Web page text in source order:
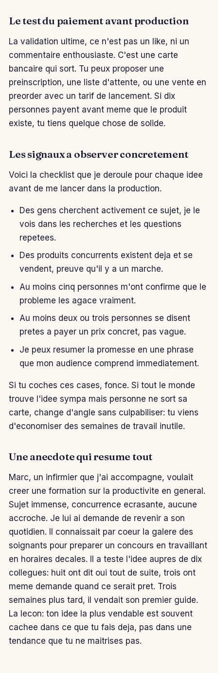
Le test du paiement avant production
La validation ultime, ce n'est pas un like, ni un
commentaire enthousiaste. C'est une carte
bancaire qui sort. Tu peux proposer une
preinscription, une liste d'attente, ou une vente en
preorder avec un tarif de lancement. Si dix
personnes payent avant meme que le produit
existe, tu tiens quelque chose de solide.
Les signaux a observer concretement
Voici la checklist que je deroule pour chaque idee
avant de me lancer dans la production.
Des gens cherchent activement ce sujet, je le
vois dans les recherches et les questions
repetees.
Des produits concurrents existent deja et se
vendent, preuve qu'il y a un marche.
Au moins cinq personnes m'ont confirme que le
probleme les agace vraiment.
Au moins deux ou trois personnes se disent
pretes a payer un prix concret, pas vague.
Je peux resumer la promesse en une phrase
que mon audience comprend immediatement.
Si tu coches ces cases, fonce. Si tout le monde
trouve l'idee sympa mais personne ne sort sa
carte, change d'angle sans culpabiliser: tu viens
d'economiser des semaines de travail inutile.
Une anecdote qui resume tout
Marc, un infirmier que j'ai accompagne, voulait
creer une formation sur la productivite en general.
Sujet immense, concurrence ecrasante, aucune
accroche. Je lui ai demande de revenir a son
quotidien. Il connaissait par coeur la galere des
soignants pour preparer un concours en travaillant
en horaires decales. Il a teste l'idee aupres de dix
collegues: huit ont dit oui tout de suite, trois ont
meme demande quand ce serait pret. Trois
semaines plus tard, il vendait son premier guide.
La lecon: ton idee la plus vendable est souvent
cachee dans ce que tu fais deja, pas dans une
tendance que tu ne maitrises pas.